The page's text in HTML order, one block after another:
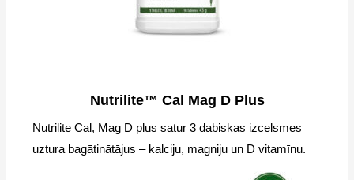
Nutrilite™ Cal Mag D Plus
Nutrilite Cal, Mag D plus satur 3 dabiskas izcelsmes
uztura bagātinātājus – kalciju, magniju un D vitamīnu.